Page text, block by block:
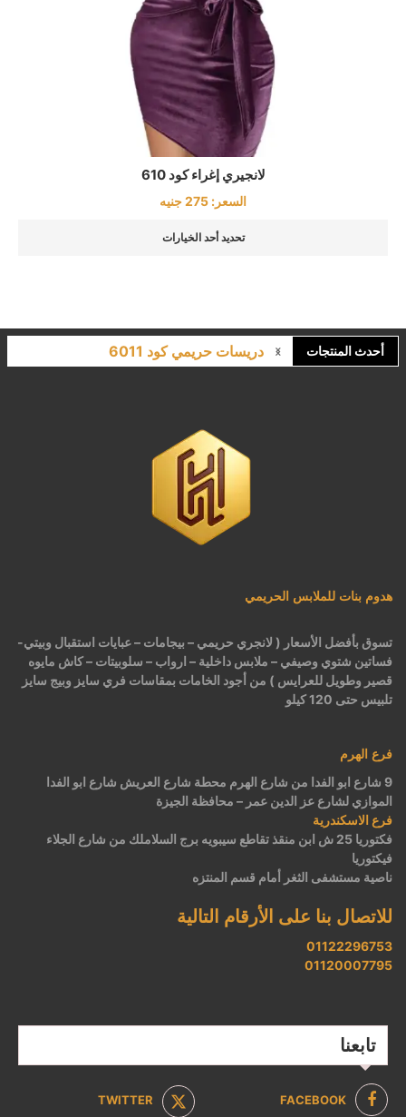
لانجيري إغراء كود 610
السعر: 275جنيه
تحديد أحد الخيارات
أحدث المنتجات
دريسات حريمي كود 6011
لانجري مشجر كود 9643
هدوم بنات للملابس الحريمي
تسوق بأفضل الأسعار ( لانجري حريمي – بيجامات – عبايات استقبال وبيتي-
فساتين شتوي وصيفي – ملابس داخلية – ارواب – سلوبيتات – كاش مايوه
قصير وطويل للعرايس ) من أجود الخامات بمقاسات فري سايز وبيج سايز
تلبيس حتى 120 كيلو
فرع الهرم
9 شارع ابو الفدا من شارع الهرم محطة شارع العريش شارع ابو الفدا
الموازي لشارع عز الدين عمر – محافظة الجيزة
فرع الاسكندرية
فكتوريا 25 ش ابن منقذ تقاطع سيبويه برج السلاملك من شارع الجلاء
فيكتوريا
ناصية مستشفى الثغر أمام قسم المنتزه
للاتصال بنا على الأرقام التالية
01122296753
01120007795
تابعنا
FACEBOOK
TWITTER